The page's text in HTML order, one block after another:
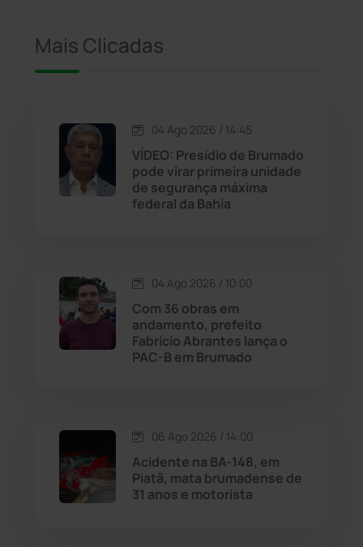
Iuiu
Jequié (314)
Lagoa Real
Licínio de Almeida
Macaúbas
Maetinga (101)
Mais Clicadas
04 Ago 2026 / 14:45
VÍDEO: Presídio de Brumado
pode virar primeira unidade
de segurança máxima
federal da Bahia
04 Ago 2026 / 10:00
Com 36 obras em
andamento, prefeito
Fabrício Abrantes lança o
PAC-B em Brumado
06 Ago 2026 / 14:00
Acidente na BA-148, em
Piatã, mata brumadense de
31 anos e motorista